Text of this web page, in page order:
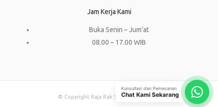
Jam Kerja Kami
Buka Senin – Jum’at
08.00 – 17.00 WIB
© Copyright Raja Rak Supermarket 2023
Konsultasi dan Pemesanan
Chat Kami Sekarang